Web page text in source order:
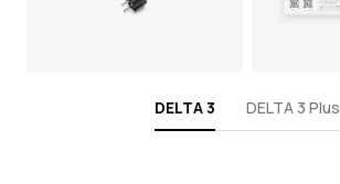
DELTA 3 DELTA 3 Plus